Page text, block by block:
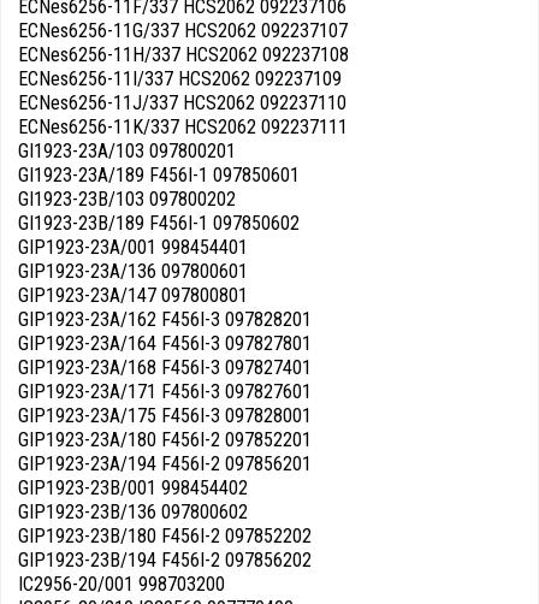
ECNes6256-11F/337 HCS2062 092237106
ECNes6256-11G/337 HCS2062 092237107
ECNes6256-11H/337 HCS2062 092237108
ECNes6256-11I/337 HCS2062 092237109
ECNes6256-11J/337 HCS2062 092237110
ECNes6256-11K/337 HCS2062 092237111
GI1923-23A/103 097800201
GI1923-23A/189 F456I-1 097850601
GI1923-23B/103 097800202
GI1923-23B/189 F456I-1 097850602
GIP1923-23A/001 998454401
GIP1923-23A/136 097800601
GIP1923-23A/147 097800801
GIP1923-23A/162 F456I-3 097828201
GIP1923-23A/164 F456I-3 097827801
GIP1923-23A/168 F456I-3 097827401
GIP1923-23A/171 F456I-3 097827601
GIP1923-23A/175 F456I-3 097828001
GIP1923-23A/180 F456I-2 097852201
GIP1923-23A/194 F456I-2 097856201
GIP1923-23B/001 998454402
GIP1923-23B/136 097800602
GIP1923-23B/180 F456I-2 097852202
GIP1923-23B/194 F456I-2 097856202
IC2956-20/001 998703200